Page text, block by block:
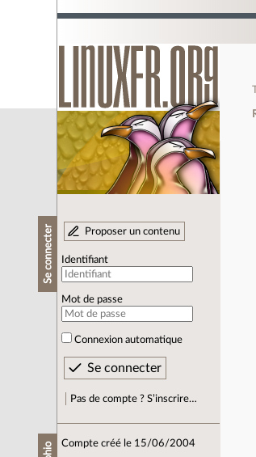
Se connecter Proposer un contenu
Identifiant
Mot de passe
Connexion automatique
Pas de compte ? S’inscrire…
Compte créé le 15/06/2004